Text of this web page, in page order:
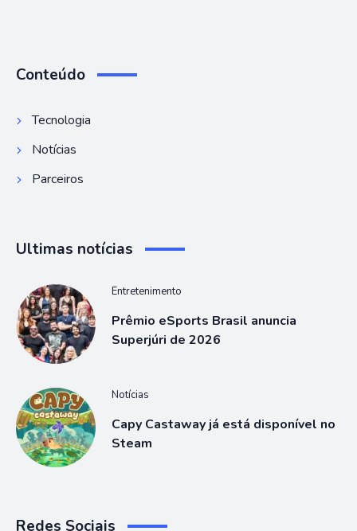
Conteúdo
Tecnologia
Notícias
Parceiros
Ultimas notícias
Entretenimento
Prêmio eSports Brasil anuncia
Superjúri de 2026
Notícias
Capy Castaway já está disponível no
Steam
Redes Sociais